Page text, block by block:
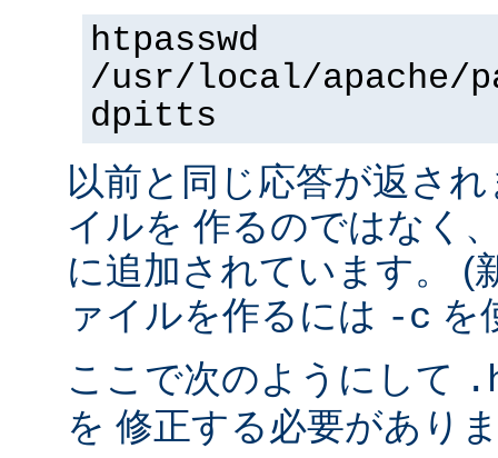
htpasswd
/usr/local/apache/
dpitts
以前と同じ応答が返さ
イルを 作るのではなく
に追加されています。 (
ァイルを作るには -c を
ここで次のようにして
を 修正する必要があり